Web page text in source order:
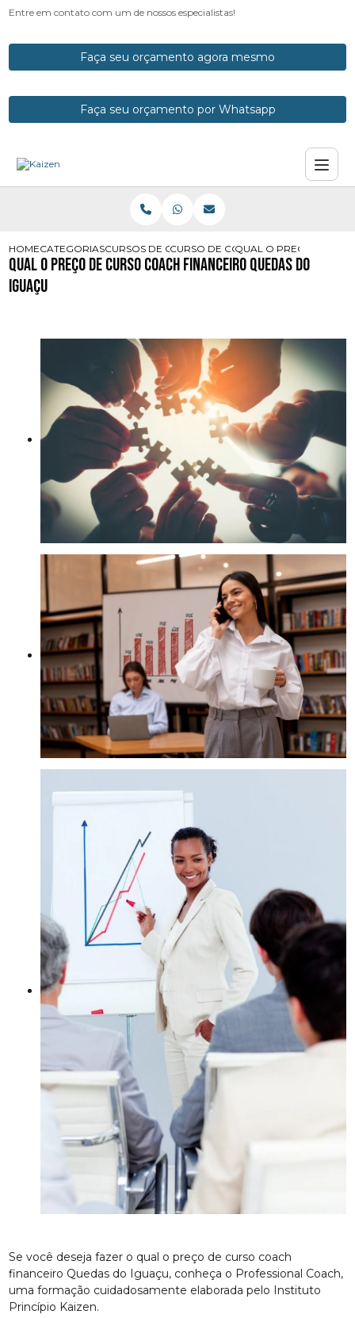
Entre em contato com um de nossos especialistas!
Faça seu orçamento agora mesmo
Faça seu orçamento por Whatsapp
HOMECATEGORIASCURSOS DE COACHCURSO DE COACH PARANA
QUAL O PRECO DE
Qual o Preço de Curso Coach Financeiro Quedas do
Iguaçu
Se você deseja fazer o qual o preço de curso coach
financeiro Quedas do Iguaçu, conheça o Professional Coach,
uma formação cuidadosamente elaborada pelo Instituto
Princípio Kaizen.